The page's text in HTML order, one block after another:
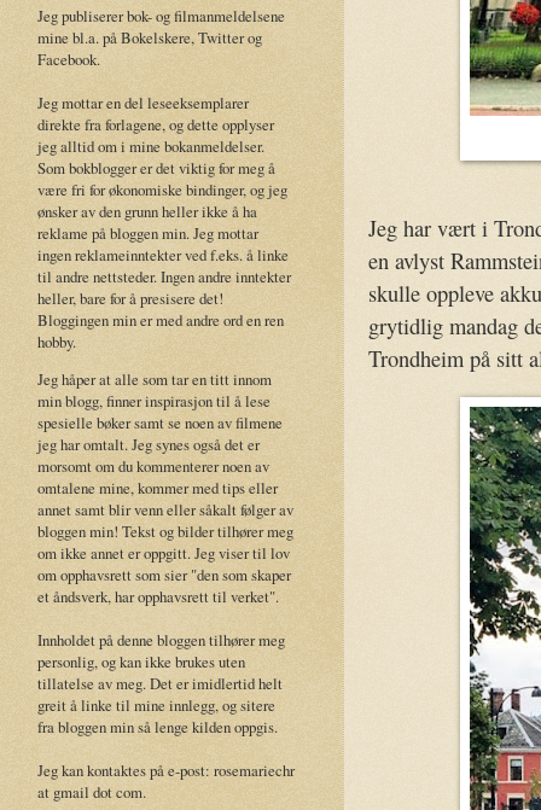
Jeg har vært i
en avlyst
skulle oppleve
grytidlig mandag
Trondheim på sitt
Jeg publiserer bok- og filmanmeldelsene
mine bl.a. på Bokelskere, Twitter og
Facebook.
Jeg mottar en del leseeksemplarer
direkte fra forlagene, og dette opplyser
jeg alltid om i mine bokanmeldelser.
Som bokblogger er det viktig for meg å
være fri for økonomiske bindinger, og jeg
ønsker av den grunn heller ikke å ha
reklame på bloggen min. Jeg mottar
ingen reklameinntekter ved f.eks. å linke
til andre nettsteder. Ingen andre inntekter
heller, bare for å presisere det!
Bloggingen min er med andre ord en ren
hobby.
Jeg håper at alle som tar en titt innom
min blogg, finner inspirasjon til å lese
spesielle bøker samt se noen av filmene
jeg har omtalt. Jeg synes også det er
morsomt om du kommenterer noen av
omtalene mine, kommer med tips eller
annet samt blir venn eller såkalt følger av
bloggen min! Tekst og bilder tilhører meg
om ikke annet er oppgitt. Jeg viser til lov
om opphavsrett som sier "den som skaper
et åndsverk, har opphavsrett til verket".
Innholdet på denne bloggen tilhører meg
personlig, og kan ikke brukes uten
tillatelse av meg. Det er imidlertid helt
greit å linke til mine innlegg, og sitere
fra bloggen min så lenge kilden oppgis.
Jeg kan kontaktes på e-post: rosemariechr
at gmail dot com.